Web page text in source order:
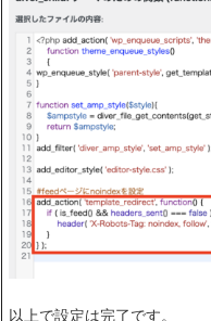
以上で設定は完了です。